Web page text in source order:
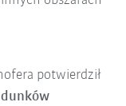
potwierdził